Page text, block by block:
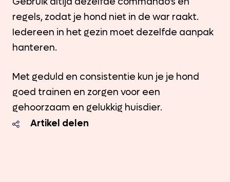
regels, zodat je hond niet in de war raakt.
Iedereen in het gezin moet dezelfde aanpak
hanteren.
Met geduld en consistentie kun je je hond
goed trainen en zorgen voor een
gehoorzaam en gelukkig huisdier.
Artikel delen